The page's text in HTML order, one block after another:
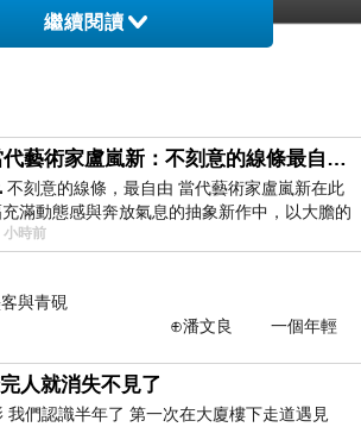
取一瓢飲.
,總是可以取到想要的材料.
缺戀愛就跟沙漠缺水的爛情業務
即溶啦!!”
大笑說出口
連調味都省了,三分鐘解決”
還便宜”
不完也不可惜”
人來說,是最好解渴的東西,不過
喜好,總覺得太隨便了一點”
繼續閱讀
當代藝術家盧嵐新：不刻意的線條最自由，讓色彩流動、筆觸自己說話
不刻意的線條，最自由 當代藝術家盧嵐新在此
滿動態感與奔放氣息的抽象新作中，以大膽的
顏料在白色畫布上揮灑、壓印與流淌
小時前
青硯
良 一個年輕
裡
人就消失不見了
我們認識半年了 第一次在大廈樓下走道遇見